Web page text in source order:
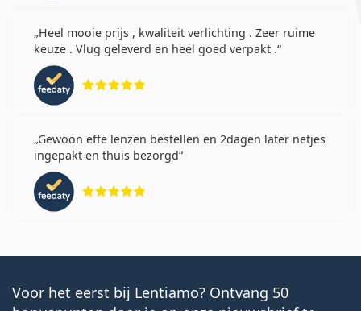
Heel mooie prijs , kwaliteit verlichting . Zeer ruime
keuze . Vlug geleverd en heel goed verpakt .
Gewoon effe lenzen bestellen en 2dagen later netjes
ingepakt en thuis bezorgd
Voor het eerst bij Lentiamo? Ontvang 50